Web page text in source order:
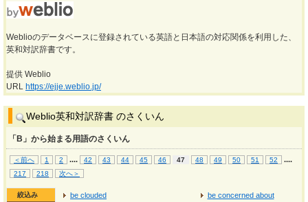
Weblioのデータベースに登録されている英語と日本語の対応関係を利用した、
英和対訳辞書です。
提供 Weblio
URL https://ejje.weblio.jp/
Weblio英和対訳辞書 のさくいん
「B」から始まる用語のさくいん
＜前へ 1 2 .... 42 43 44 45 46 47 48 49 50 51 52 ....
217 218 次へ＞
絞込み
be clouded
be concerned about